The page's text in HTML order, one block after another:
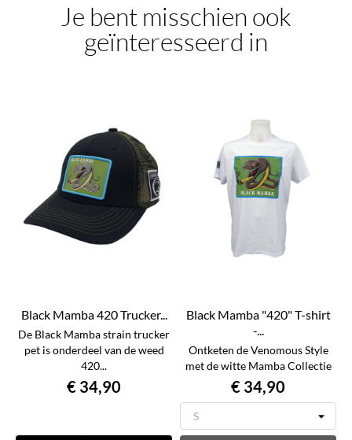
Je bent misschien ook
geïnteresseerd in
Black Mamba 420 Trucker...
De Black Mamba strain trucker
pet is onderdeel van de weed
420...
€ 34,90
Black Mamba "420" T-shirt
-...
Ontketen de Venomous Style
met de witte Mamba Collectie
€ 34,90